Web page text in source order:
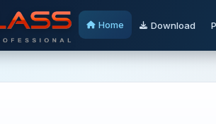
Home Download